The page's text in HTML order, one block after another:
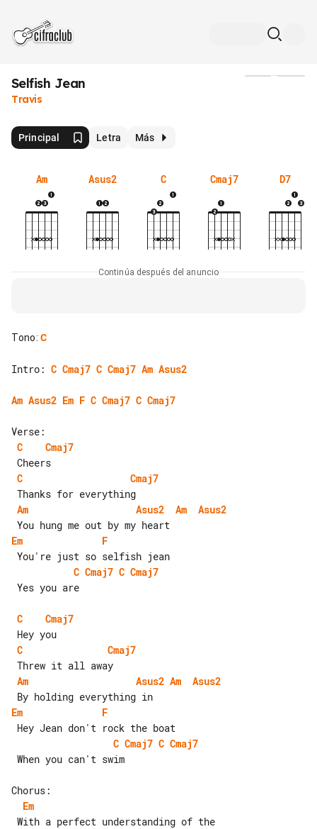
Selfish Jean
Travis
Principal Letra Más
Am Asus2 C Cmaj7 D7
Continúa después del anuncio
Tono: C
Intro: C Cmaj7 C Cmaj7 Am Asus2
Am Asus2 Em F C Cmaj7 C Cmaj7
C
Cmaj7
C
Cmaj7
Am
Asus2 Am
Asus2
Em
F
C Cmaj7 C Cmaj7
C
Cmaj7
C
Cmaj7
Am
Asus2 Am
Asus2
Em
F
C Cmaj7 C Cmaj7
Em